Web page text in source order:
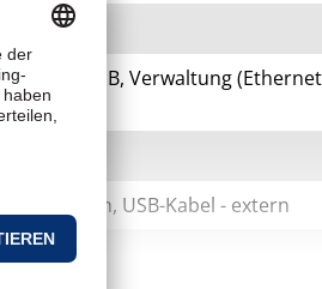
USB Typ B, Verwaltung
- extern, USB-Kabel - extern